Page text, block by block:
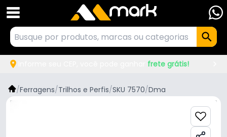
frete grátis!
/Ferragens/Trilhos e Perfis/SKU 7570/Dma